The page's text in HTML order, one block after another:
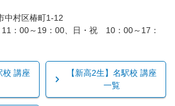
村区椿町1-12
：00～19：00、日・祝 10：00～17：
校 講座
【新高2生】名駅校 講座
一覧